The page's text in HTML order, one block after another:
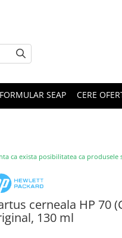
FORMULAR SEAP CERE
ca exista posibilitatea ca
cerneala HP 70
130 ml